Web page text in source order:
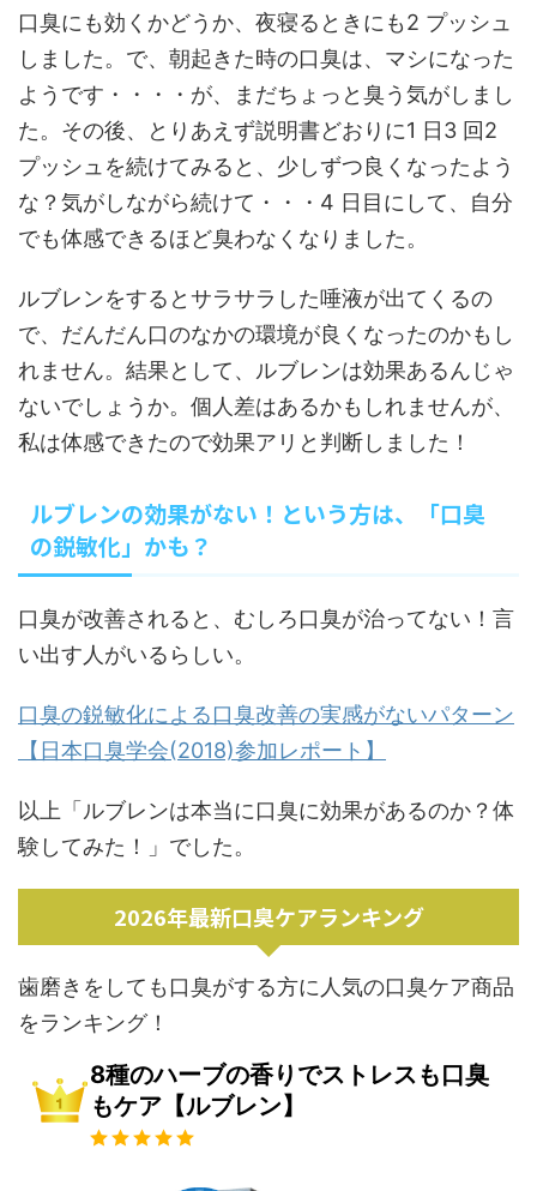
口臭にも効くかどうか、夜寝るときにも2 プッシュ
しました。で、朝起きた時の口臭は、マシになった
ようです・・・・が、まだちょっと臭う気がしまし
た。その後、とりあえず説明書どおりに1 日3 回2
プッシュを続けてみると、少しずつ良くなったよう
な？気がしながら続けて・・・4 日目にして、自分
でも体感できるほど臭わなくなりました。
ルブレンをするとサラサラした唾液が出てくるの
で、だんだん口のなかの環境が良くなったのかもし
れません。結果として、ルブレンは効果あるんじゃ
ないでしょうか。個人差はあるかもしれませんが、
私は体感できたので効果アリと判断しました！
ルブレンの効果がない！という方は、「口臭
の鋭敏化」かも？
口臭が改善されると、むしろ口臭が治ってない！言
い出す人がいるらしい。
口臭の鋭敏化による口臭改善の実感がないパターン
【日本口臭学会(2018)参加レポート】
以上「ルブレンは本当に口臭に効果があるのか？体
験してみた！」でした。
2026年最新口臭ケアランキング
歯磨きをしても口臭がする方に人気の口臭ケア商品
をランキング！
8種のハーブの香りでストレスも口臭
もケア【ルブレン】